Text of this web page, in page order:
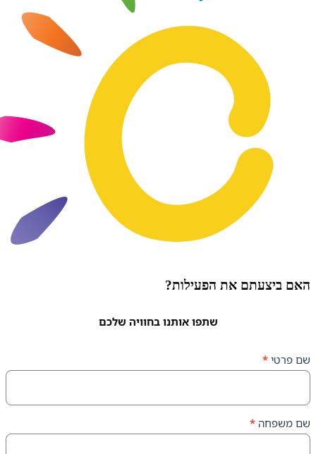
את הפעילות?
שתפו אותנו בחוויה שלכם
*